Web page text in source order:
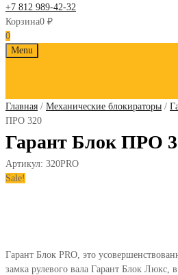
+7 812 989-42-32
Корзина0 ₽
0
Skip
Menu
Главная / Механические блокираторы /
ПРО 320
Гарант Блок ПРО
Артикул: 320PRO
Sale!
Гарант Блок PRO, это
замка рулевого вала Гарант Блок Люкс,